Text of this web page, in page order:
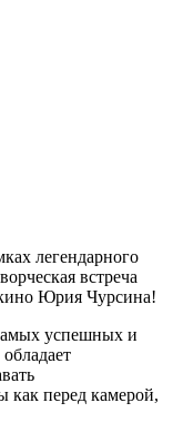
легендарного
встреча
кино Юрия Чурсина!
успешных и
как перед камерой,